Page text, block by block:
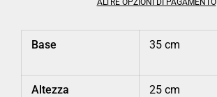
Base 35 cm
Altezza 25 cm